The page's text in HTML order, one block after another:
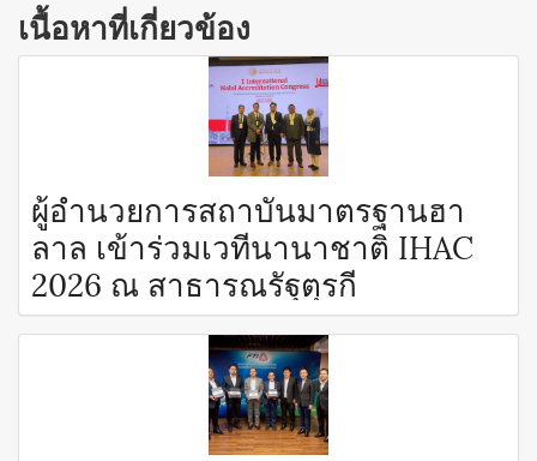
เนื้อหาที่เกี่ยวข้อง
ผู้อำนวยการสถาบันมาตรฐานฮา
ลาล เข้าร่วมเวทีนานาชาติ IHAC
2026 ณ สาธารณรัฐตุรกี